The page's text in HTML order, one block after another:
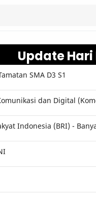
Update Hari
SMA D3 S1
dan Digital
Indonesia (BRI) -